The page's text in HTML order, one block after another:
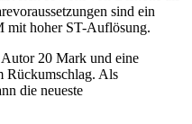
sind ein
hoher ST-Auflösung.
20 Mark und eine
Rückumschlag. Als
die neueste